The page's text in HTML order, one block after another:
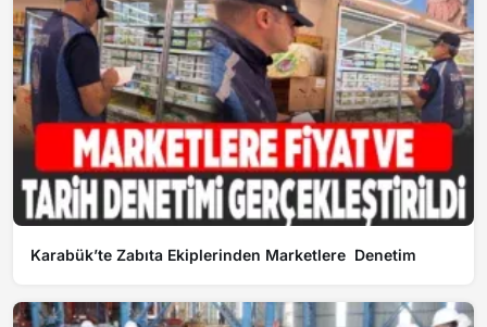
Karabük’te Zabıta Ekiplerinden Marketlere Denetim